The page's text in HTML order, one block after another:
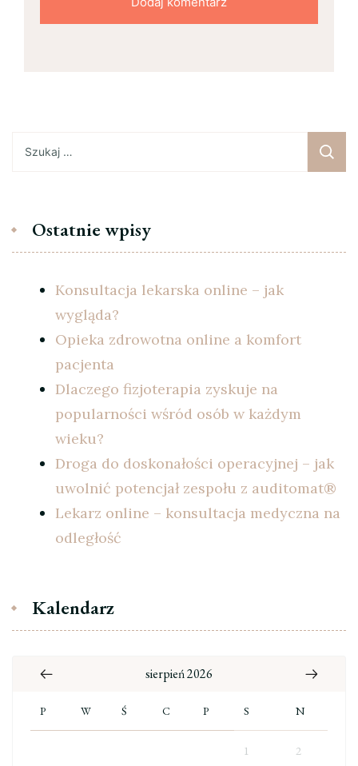
Ostatnie wpisy
Konsultacja lekarska online – jak
wygląda?
Opieka zdrowotna online a komfort
pacjenta
Dlaczego fizjoterapia zyskuje na
popularności wśród osób w każdym
wieku?
Droga do doskonałości operacyjnej – jak
uwolnić potencjał zespołu z auditomat®
Lekarz online – konsultacja medyczna na
odległość
Kalendarz
sierpień 2026
P W Ś C P S N
1 2